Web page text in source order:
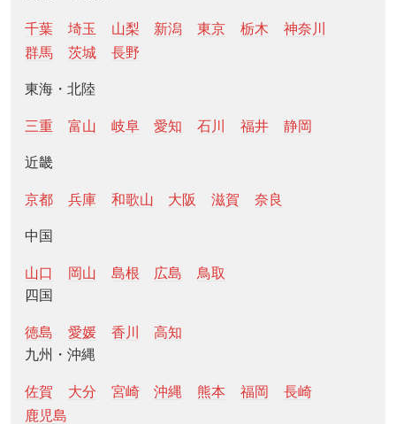
千葉 埼玉 山梨 新潟 東京 栃木
神奈川
群馬
茨城 長野
東海・北陸
三重 富山 岐阜 愛知 石川 福井 静岡
近畿
京都 兵庫 和歌山 大阪 滋賀 奈良
中国
山口 岡山 島根 広島
鳥取
四国
徳島 愛媛 香川
高知
九州・沖縄
佐賀 大分 宮崎 沖縄 熊本 福岡
長崎
鹿児島